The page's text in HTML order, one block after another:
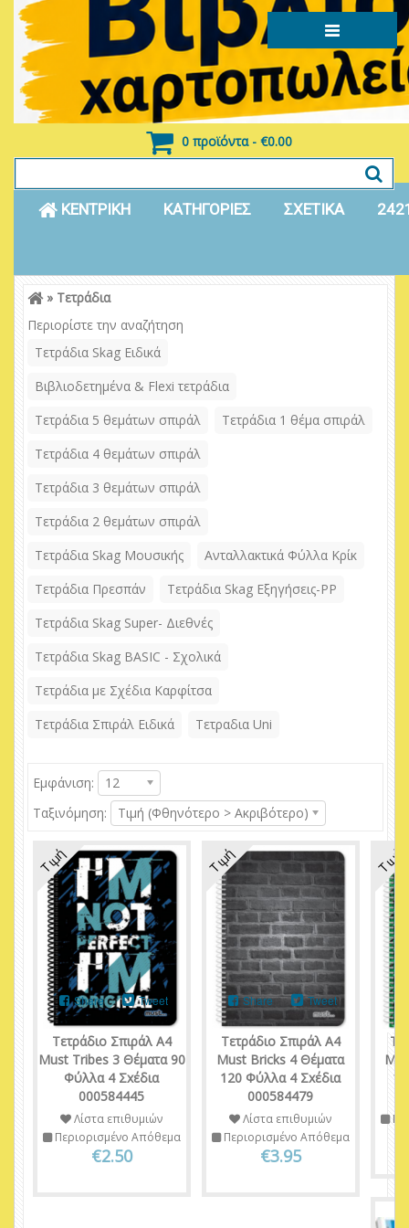
0 προϊόντα - €0.00
ΚΕΝΤΡΙΚΗ ΚΑΤΗΓΟΡΙΕΣ ΣΧΕΤΙΚΑ
» Τετράδια
Περιορίστε την αναζήτηση
Τετράδια Skag Ειδικά
Βιβλιοδετημένα & Flexi τετράδια
Τετράδια 5 θεμάτων σπιράλ
Τετράδια 1 θέμα σπιράλ
Τετράδια 4 θεμάτων σπιράλ
Τετράδια 3 θεμάτων σπιράλ
Τετράδια 2 θεμάτων σπιράλ
Τετράδια Skag Μουσικής
Ανταλλακτικά Φύλλα Κρίκ
Τετράδια Πρεσπάν
Τετράδια Skag Εξηγήσεις-PP
Τετράδια Skag Super- Διεθνές
Τετράδια Skag BASIC - Σχολικά
Τετράδια με Σχέδια Καρφίτσα
Τετράδια Σπιράλ Ειδικά
Τετραδια Uni
Εμφάνιση:
12
Ταξινόμηση:
Τιμή (Φθηνότερο > Ακριβότερο)
Τιμή
Τετράδιο Σπιράλ Α4
Must Tribes 3 Θέματα 90
Φύλλα 4 Σxέδια
000584445
Share Tweet
Λίστα επιθυμιών
Περιορισμένο Απόθεμα
€2.50
Τιμή
Τετράδιο Σπιράλ Α4
Must Bricks 4 Θέματα
120 Φύλλα 4 Σxέδια
000584479
Share Tweet
Λίστα επιθυμιών
Περιορισμένο Απόθεμα
€3.95
Τιμή